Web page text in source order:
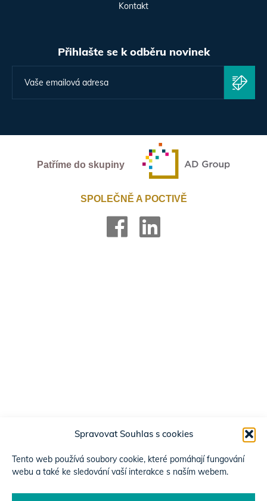
Spravovat Souhlas s cookies
Tento web používá soubory cookie, které pomáhají fungování
webu a také ke sledování vaší interakce s naším webem.
Kontakt
Přihlašte se k odběru novinek
Patříme do skupiny
SPOLEČNĚ A POCTIVĚ